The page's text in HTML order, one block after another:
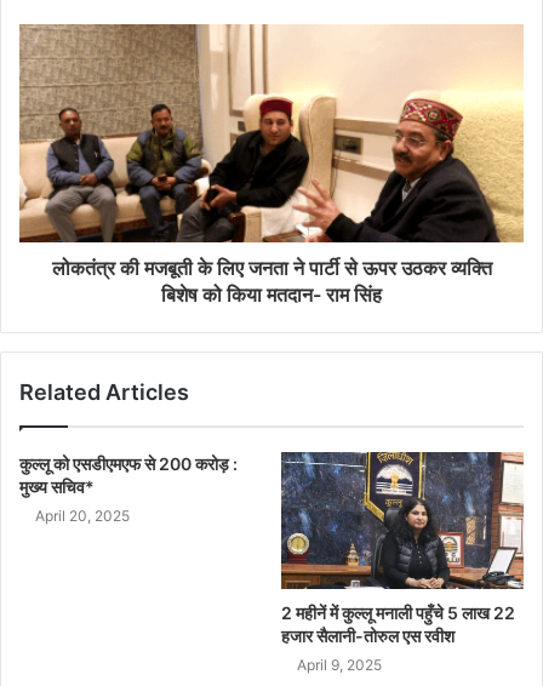
लोकतंत्र की मजबूती के लिए जनता ने पार्टी से ऊपर उठकर व्यक्ति
बिशेष को किया मतदान- राम सिंह
Related Articles
कुल्लू को एसडीएमएफ से 200 करोड़ :
मुख्य सचिव*
April 20, 2025
2 महीनें में कुल्लू मनाली पहुँचे 5 लाख 22
हजार सैलानी-तोरुल एस रवीश
April 9, 2025